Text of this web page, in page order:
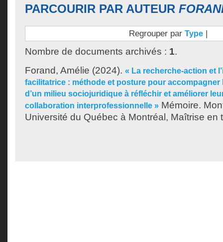
PARCOURIR PAR AUTEUR
Regrouper par Type |
Nombre de documents archivés : 1.
Forand, Amélie (2024). « La recherche-action et
facilitatrice : méthode et posture pour
d’un milieu sociojuridique à réfléchir et améliorer
collaboration interprofessionnelle » Mémoire.
Université du Québec à Montréal, Maîtrise en